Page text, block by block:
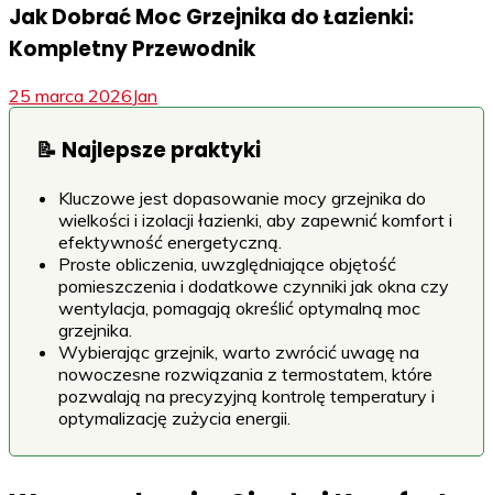
Jak Dobrać Moc Grzejnika do Łazienki:
Kompletny Przewodnik
25 marca 2026Jan
📝 Najlepsze praktyki
Kluczowe jest dopasowanie mocy grzejnika do
wielkości i izolacji łazienki, aby zapewnić komfort i
efektywność energetyczną.
Proste obliczenia, uwzględniające objętość
pomieszczenia i dodatkowe czynniki jak okna czy
wentylacja, pomagają określić optymalną moc
grzejnika.
Wybierając grzejnik, warto zwrócić uwagę na
nowoczesne rozwiązania z termostatem, które
pozwalają na precyzyjną kontrolę temperatury i
optymalizację zużycia energii.